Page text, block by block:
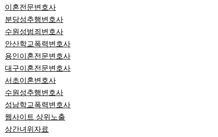
이혼전문변호사
분당성추행변호사
수원성범죄변호사
안산학교폭력변호사
용인이혼전문변호사
대구이혼전문변호사
서초이혼변호사
수원성추행변호사
성남학교폭력변호사
웹사이트 상위노출
상간녀위자료